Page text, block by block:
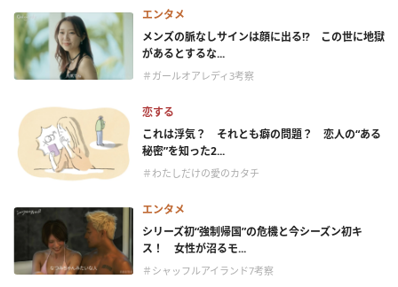
エンタメ
メンズの脈なしサインは顔に出る!? この世に地獄
があるとするな...
＃ガールオアレディ3考察
恋する
これは浮気？ それとも癖の問題？ 恋人の“ある
秘密”を知った2...
＃わたしだけの愛のカタチ
エンタメ
シリーズ初“強制帰国”の危機と今シーズン初キ
ス！ 女性が沼るモ...
＃シャッフルアイランド7考察